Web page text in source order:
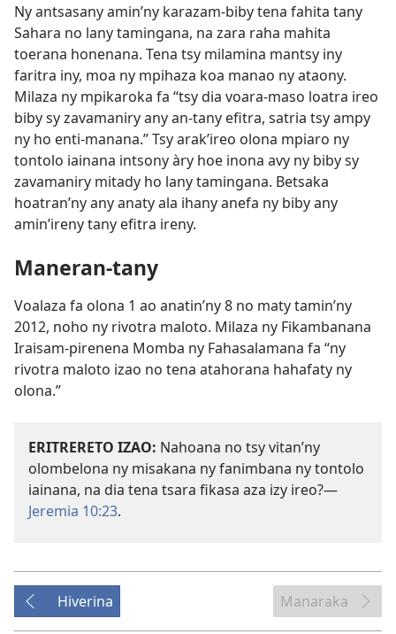
Ny antsasany amin’ny karazam-biby tena fahita tany
Sahara no lany tamingana, na zara raha mahita
toerana honenana. Tena tsy milamina mantsy iny
faritra iny, moa ny mpihaza koa manao ny ataony.
Milaza ny mpikaroka fa “tsy dia voara-maso loatra ireo
biby sy zavamaniry any an-tany efitra, satria tsy ampy
ny ho enti-manana.” Tsy arak’ireo olona mpiaro ny
tontolo iainana intsony àry hoe inona avy ny biby sy
zavamaniry mitady ho lany tamingana. Betsaka
hoatran’ny any anaty ala ihany anefa ny biby any
amin’ireny tany efitra ireny.
Maneran-tany
Voalaza fa olona 1 ao anatin’ny 8 no maty tamin’ny
2012, noho ny rivotra maloto. Milaza ny Fikambanana
Iraisam-pirenena Momba ny Fahasalamana fa “ny
rivotra maloto izao no tena atahorana hahafaty ny
olona.”
ERITRERETO IZAO: Nahoana no tsy vitan’ny
olombelona ny misakana ny fanimbana ny tontolo
iainana, na dia tena tsara fikasa aza izy ireo?—
Jeremia 10:23.
Hiverina Manaraka